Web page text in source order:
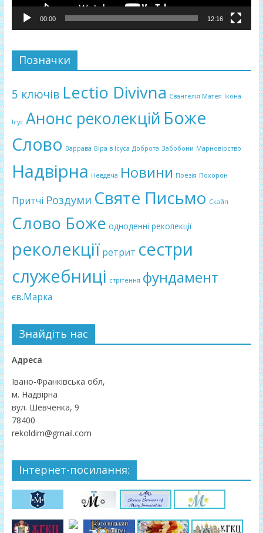
00:00 12:16
Позначки
5 ключів Lectio Divivna Євангелія Матея Ікона
Ісус Анонс реколекцій Боже
Слово Варрава Віра в Ісуса Доброта Забобони Марновірство
Надвірна Невдвча Новини Поезія Похорон
Притчі Роздуми Святе Письмо Скайп
Слово Боже одноденні реколекції
реколекції ретрит сестри
служебниці стрітення фундамент
єв.Марка
Знайдіть нас
Адреса
Івано-Франківська обл,
м. Надвірна
вул. Шевченка, 9
78400
rekoldim@gmail.com
Інтернет-посилання: